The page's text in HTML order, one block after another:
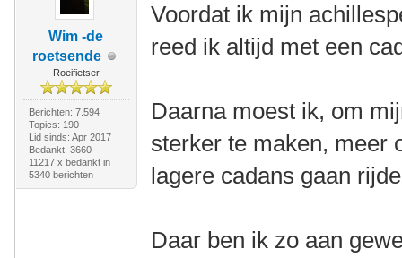
Wim -de
roetsende
Roeifietser
Berichten: 7.594
Topics: 190
Lid sinds: Apr 2017
Bedankt: 3660
11217 x bedankt in
5340 berichten
Voordat ik mijn
reed ik altijd met een
Daarna moest ik, om
sterker te maken, meer
lagere cadans gaan
Daar ben ik zo aan